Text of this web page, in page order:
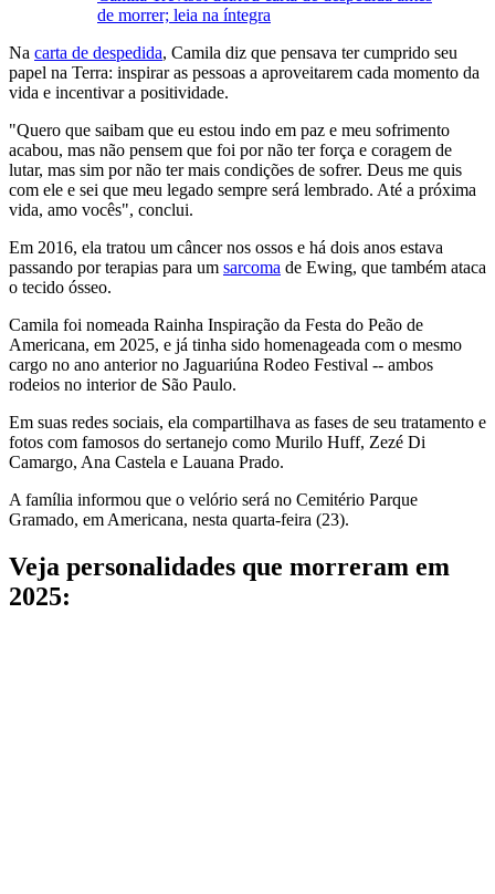
de morrer; leia na íntegra
Na carta de despedida, Camila diz que pensava ter cumprido seu
papel na Terra: inspirar as pessoas a aproveitarem cada momento da
vida e incentivar a positividade.
"Quero que saibam que eu estou indo em paz e meu sofrimento
acabou, mas não pensem que foi por não ter força e coragem de
lutar, mas sim por não ter mais condições de sofrer. Deus me quis
com ele e sei que meu legado sempre será lembrado. Até a próxima
vida, amo vocês", conclui.
Em 2016, ela tratou um câncer nos ossos e há dois anos estava
passando por terapias para um sarcoma de Ewing, que também ataca
o tecido ósseo.
Camila foi nomeada Rainha Inspiração da Festa do Peão de
Americana, em 2025, e já tinha sido homenageada com o mesmo
cargo no ano anterior no Jaguariúna Rodeo Festival -- ambos
rodeios no interior de São Paulo.
Em suas redes sociais, ela compartilhava as fases de seu tratamento e
fotos com famosos do sertanejo como Murilo Huff, Zezé Di
Camargo, Ana Castela e Lauana Prado.
A família informou que o velório será no Cemitério Parque
Gramado, em Americana, nesta quarta-feira (23).
Veja personalidades que morreram em
2025: